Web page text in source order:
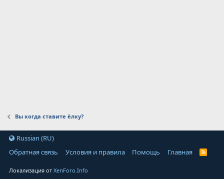
Вы когда ставите ёлку?
Russian (RU)
Обратная связь
Условия и правила Помощь Главная
Локализация отXenForo.Info